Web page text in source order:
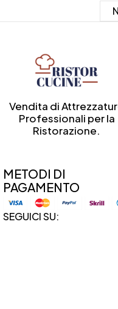
Vendita di
Professionali per la
Ristorazione.
METODI DI
PAGAMENTO
SEGUICI SU: